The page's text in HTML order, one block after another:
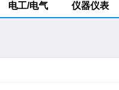
电工/电气 仪器仪表